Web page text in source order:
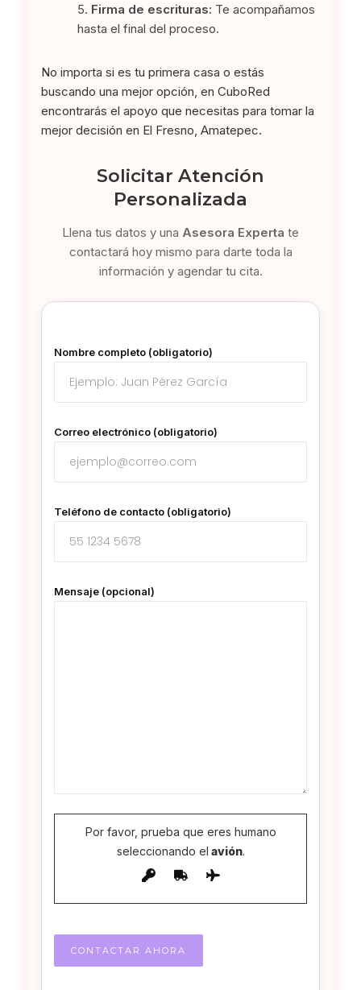
Firma de escrituras: Te acompañamos
hasta el final del proceso.
No importa si es tu primera casa o estás
buscando una mejor opción, en CuboRed
encontrarás el apoyo que necesitas para tomar la
mejor decisión en El Fresno, Amatepec.
Solicitar Atención
Personalizada
Llena tus datos y una Asesora Experta te
contactará hoy mismo para darte toda la
información y agendar tu cita.
Nombre completo (obligatorio)
Correo electrónico (obligatorio)
Teléfono de contacto (obligatorio)
Mensaje (opcional)
Por favor, prueba que eres humano
seleccionando el avión.